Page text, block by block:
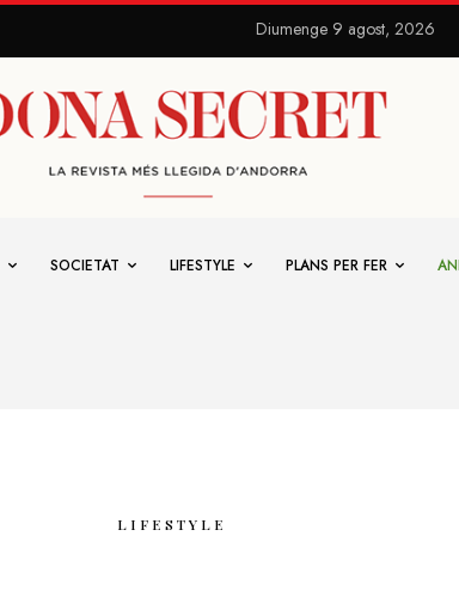
Diumenge 9 agost, 2026
SOCIETAT LIFESTYLE PLANS PER FER
LIFESTYLE